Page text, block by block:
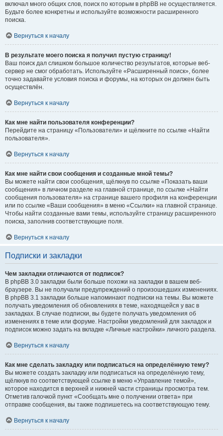
включал много общих слов, поиск по которым в phpBB не осуществляется.
Будьте более конкретны и используйте возможности расширенного
поиска.
Вернуться к началу
В результате моего поиска я получил пустую страницу!
Ваш поиск дал слишком большое количество результатов, которые веб-
сервер не смог обработать. Используйте «Расширенный поиск», более
точно задавайте условия поиска и форумы, на которых он должен быть
осуществлён.
Вернуться к началу
Как мне найти пользователя конференции?
Перейдите на страницу «Пользователи» и щёлкните по ссылке «Найти
пользователя».
Вернуться к началу
Как мне найти свои сообщения и созданные мной темы?
Вы можете найти свои сообщения, щёлкнув по ссылке «Показать ваши
сообщения» в личном разделе на главной странице, по ссылке «Найти
сообщения пользователя» на странице вашего профиля на конференции
или по ссылке «Ваши сообщения» в меню «Ссылки» на главной странице.
Чтобы найти созданные вами темы, используйте страницу расширенного
поиска, заполнив соответствующие поля.
Вернуться к началу
Подписки и закладки
Чем закладки отличаются от подписок?
В phpBB 3.0 закладки были больше похожи на закладки в вашем веб-
браузере. Вы не получали предупреждений о произошедших изменениях.
В phpBB 3.1 закладки больше напоминают подписки на темы. Вы можете
получать уведомления об обновлениях в теме, находящейся у вас в
закладках. В случае подписки, вы будете получать уведомления об
изменениях в теме или форуме. Настройки уведомлений для закладок и
подписок можно задать на вкладке «Личные настройки» личного раздела.
Вернуться к началу
Как мне сделать закладку или подписаться на определённую тему?
Вы можете создать закладку или подписаться на определённую тему,
щёлкнув по соответствующей ссылке в меню «Управление темой»,
которое находится в верхней и нижней части страницы просмотра тем.
Отметив галочкой пункт «Сообщать мне о получении ответа» при
отправке сообщения, вы также подпишетесь на соответствующую тему.
Вернуться к началу